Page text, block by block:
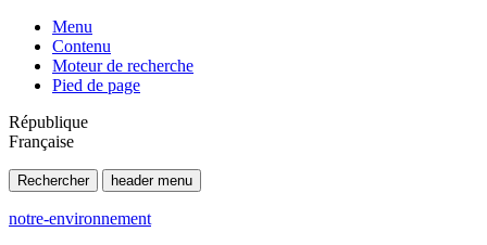
Menu
Contenu
Moteur de recherche
Pied de page
République
Française
Rechercher header menu
notre-environnement